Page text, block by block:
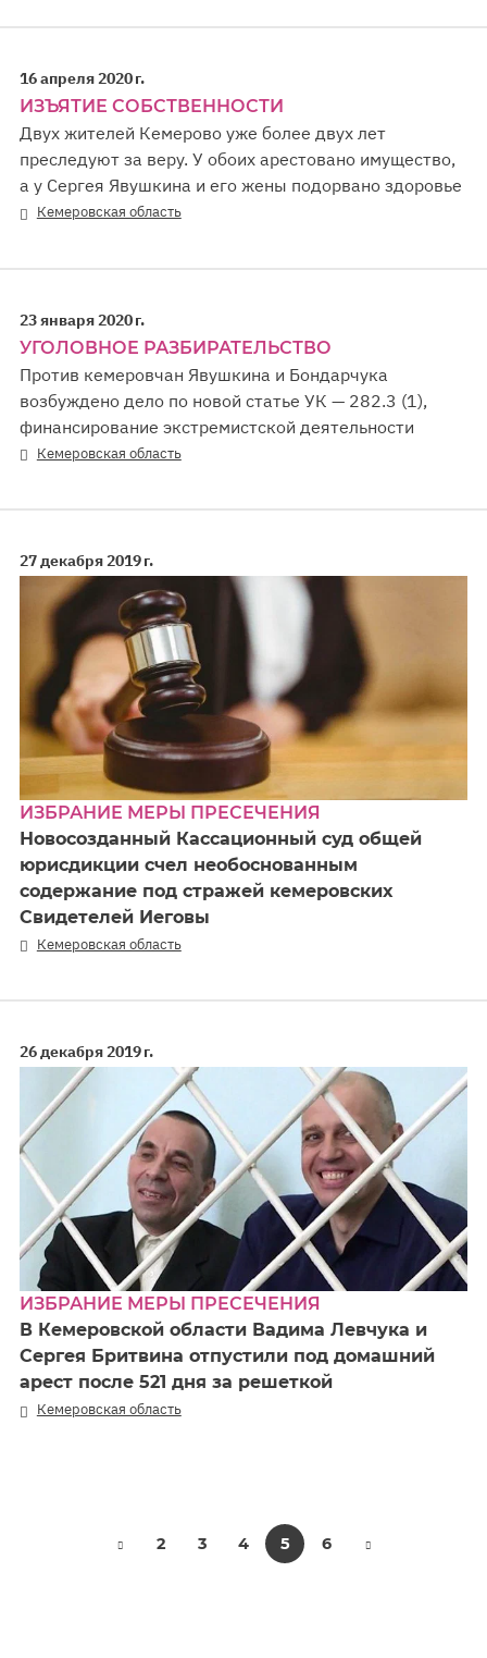
16 апреля 2020 г.
ИЗЪЯТИЕ СОБСТВЕННОСТИ
Двух жителей Кемерово уже более двух лет
преследуют за веру. У обоих арестовано имущество,
а у Сергея Явушкина и его жены подорвано здоровье
Кемеровская область
23 января 2020 г.
УГОЛОВНОЕ РАЗБИРАТЕЛЬСТВО
Против кемеровчан Явушкина и Бондарчука
возбуждено дело по новой статье УК — 282.3 (1),
финансирование экстремистской деятельности
Кемеровская область
27 декабря 2019 г.
ИЗБРАНИЕ МЕРЫ ПРЕСЕЧЕНИЯ
Новосозданный Кассационный суд общей
юрисдикции счел необоснованным
содержание под стражей кемеровских
Свидетелей Иеговы
Кемеровская область
26 декабря 2019 г.
ИЗБРАНИЕ МЕРЫ ПРЕСЕЧЕНИЯ
В Кемеровской области Вадима Левчука и
Сергея Бритвина отпустили под домашний
арест после 521 дня за решеткой
Кемеровская область
2 3 4 5 6